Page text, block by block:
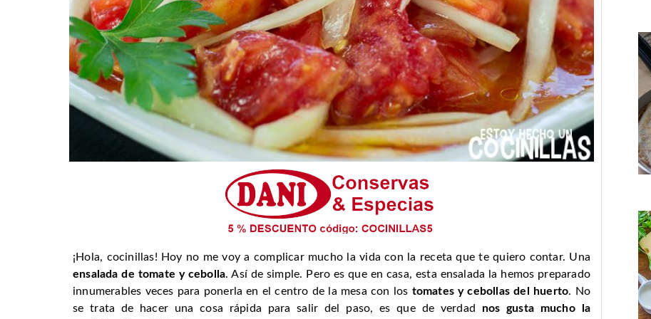
¡Hola, cocinillas! Hoy no me voy a complicar mucho la vida con la receta que te quiero contar. Una
ensalada de tomate y cebolla. Así de simple. Pero es que en casa, esta ensalada la hemos preparado
innumerables veces para ponerla en el centro de la mesa con los tomates y cebollas del huerto. No
se trata de hacer una cosa rápida para salir del paso, es que de verdad nos gusta mucho la